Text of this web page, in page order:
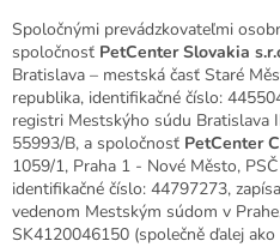
Spoločnými prevádzkovateľmi
spoločnosť PetCenter Slovakia
Bratislava – mestská časť Staré
republika, identifikačné číslo:
registri Mestskýho súdu Bratislava
55993/B, a spoločnosť PetCenter
1059/1, Praha 1 - Nové Město,
identifikačné číslo: 44797273,
vedenom Mestským súdom v
SK4120046150 (společně ďalej ako